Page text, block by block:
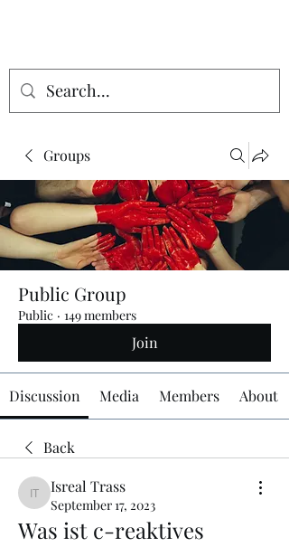
Groups
Public Group
Public · 149 members
Join
Discussion Media Members About
Back
Isreal Trass
Isreal Trass
September 17, 2023
Was ist c-reaktives